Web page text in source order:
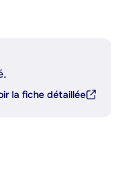
la fiche détaillée